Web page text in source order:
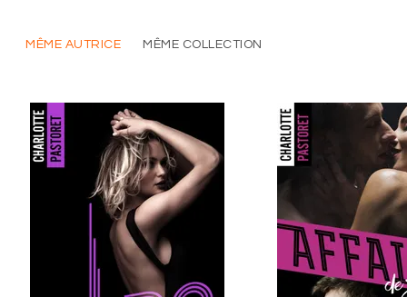
MÊME AUTRICE MÊME COLLECTION